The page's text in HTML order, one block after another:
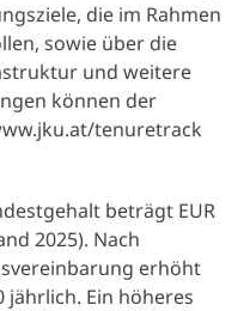
die im Rahmen
sowie über die
und weitere
können der
tenuretrack
beträgt EUR
2025). Nach
erhöht
jährlich. Ein höheres